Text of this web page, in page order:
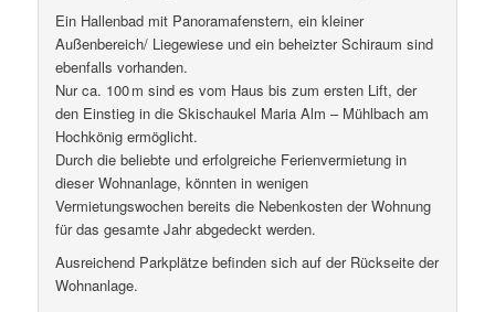
Ein Hallenbad mit Panoramafenstern, ein kleiner
Außenbereich/ Liegewiese und ein beheizter Schiraum sind
ebenfalls vorhanden.
Nur ca. 100 m sind es vom Haus bis zum ersten Lift, der
den Einstieg in die Skischaukel Maria Alm – Mühlbach am
Hochkönig ermöglicht.
Durch die beliebte und erfolgreiche Ferienvermietung in
dieser Wohnanlage, könnten in wenigen
Vermietungswochen bereits die Nebenkosten der Wohnung
für das gesamte Jahr abgedeckt werden.
Ausreichend Parkplätze befinden sich auf der Rückseite der
Wohnanlage.